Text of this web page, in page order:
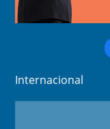
Internacional